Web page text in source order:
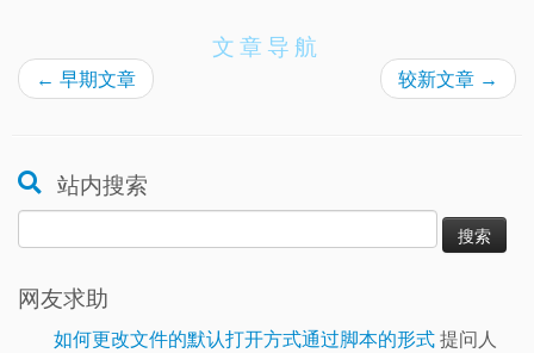
文章导航
← 早期文章 较新文章 →
站内搜索
索：
网友求助
如何更改文件的默认打开方式通过脚本的形式提问人